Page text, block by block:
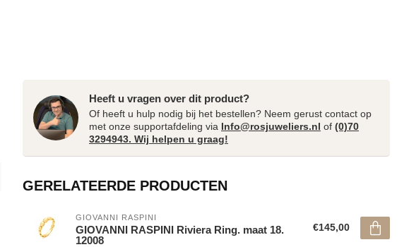
Heeft u vragen over dit product?
Of heeft u hulp nodig bij het bestellen? Neem gerust contact op
met onze supportafdeling via Info@rosjuweliers.nl of (0)70
3294943. Wij helpen u graag!
GERELATEERDE PRODUCTEN
GIOVANNI RASPINI
GIOVANNI RASPINI Riviera Ring. maat 18.
12008
€145,00